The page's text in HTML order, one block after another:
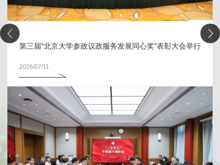
第三届“北京大学参政议政服务发展同心奖”表彰大会举行
2026/07/11